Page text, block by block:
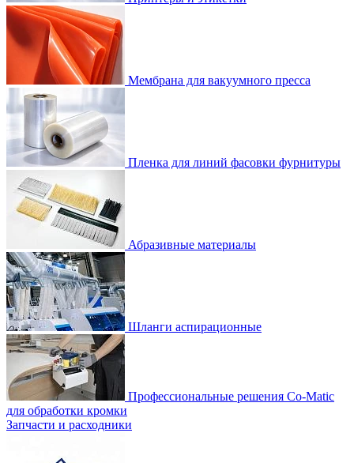
Мембрана для вакуумного пресса
Пленка для линий фасовки фурнитуры
Абразивные материалы
Шланги аспирационные
Профессиональные решения Co-Matic
для обработки кромки
Запчасти и расходники